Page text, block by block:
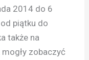
2014 do 6
piątku do
także na
zobaczyć